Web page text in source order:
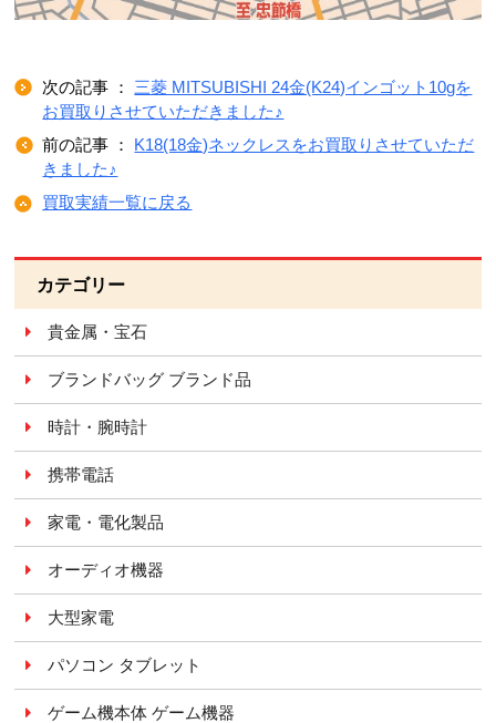
次の記事 ： 三菱 MITSUBISHI 24金(K24)インゴット10gを
お買取りさせていただきました♪
前の記事 ： K18(18金)ネックレスをお買取りさせていただ
きました♪
買取実績一覧に戻る
カテゴリー
貴金属・宝石
ブランドバッグ ブランド品
時計・腕時計
携帯電話
家電・電化製品
オーディオ機器
大型家電
パソコン タブレット
ゲーム機本体 ゲーム機器